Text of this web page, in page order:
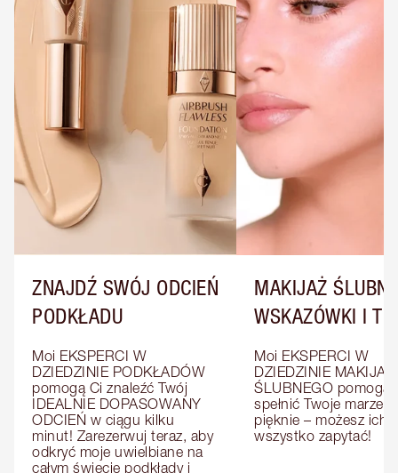
ZNAJDŹ SWÓJ ODCIEŃ
PODKŁADU
Moi EKSPERCI W
DZIEDZINIE PODKŁADÓW
pomogą Ci znaleźć Twój
IDEALNIE DOPASOWANY
ODCIEŃ w ciągu kilku
minut! Zarezerwuj teraz, aby
odkryć moje uwielbiane na
całym świecie podkłady i
MAKIJAŻ
WSKAZÓWKI I
Moi EKSPERCI W
DZIEDZINIE
ŚLUBNEGO pomogą
spełnić Twoje
pięknie – możesz ich
wszystko zapytać!